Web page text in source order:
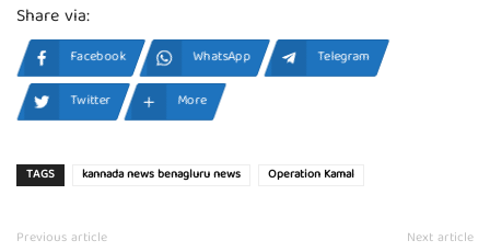
Share via:
Facebook WhatsApp
Telegram
Twitter
More
TAGS kannada news benagluru news Operation Kamal
Previous article Next article